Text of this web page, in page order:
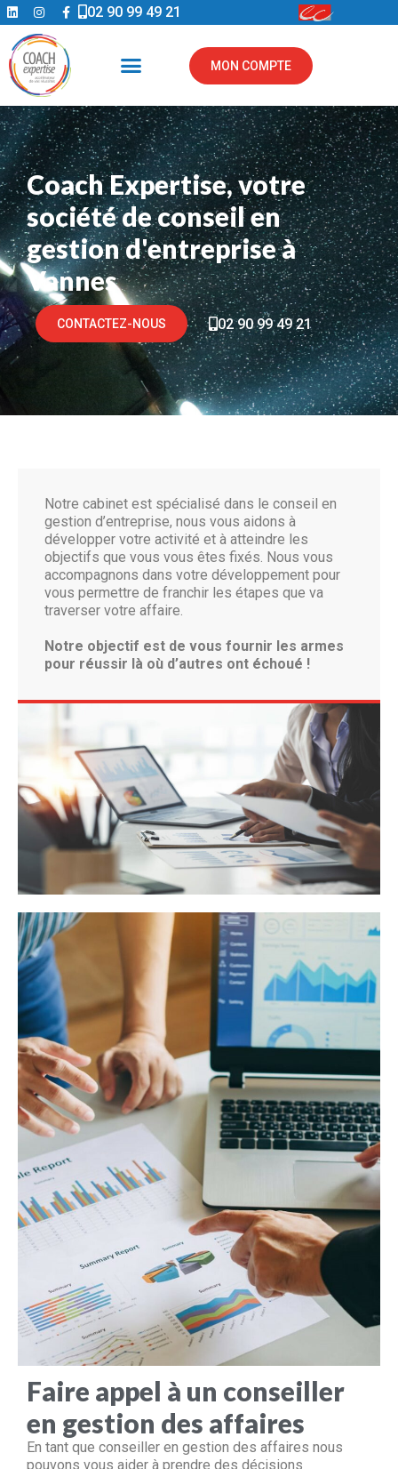
02 90 99 49 21
MON COMPTE
Coach Expertise, votre
société de conseil en
gestion d'entreprise à
Vannes
CONTACTEZ-NOUS 02 90 99 49 21
Notre cabinet est spécialisé dans le conseil en
gestion d’entreprise, nous vous aidons à
développer votre activité et à atteindre les
objectifs que vous vous êtes fixés. Nous vous
accompagnons dans votre développement pour
vous permettre de franchir les étapes que va
traverser votre affaire.
Notre objectif est de vous fournir les armes
pour réussir là où d’autres ont échoué !
Faire appel à un conseiller
en gestion des affaires
En tant que conseiller en gestion des affaires nous
pouvons vous aider à prendre des décisions